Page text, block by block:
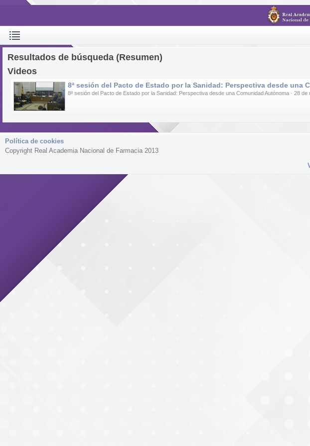
Resultados de búsqueda (Resumen)
Videos
8ª sesión del Pacto de Estado por la Sanidad: Perspectiva desde una
8ª sesión del Pacto de Estado por la Sanidad: Perspectiva desde una Comunidad Autónoma · 28 de
Política de cookies
Copyright Real Academia Nacional de Farmacia 2013